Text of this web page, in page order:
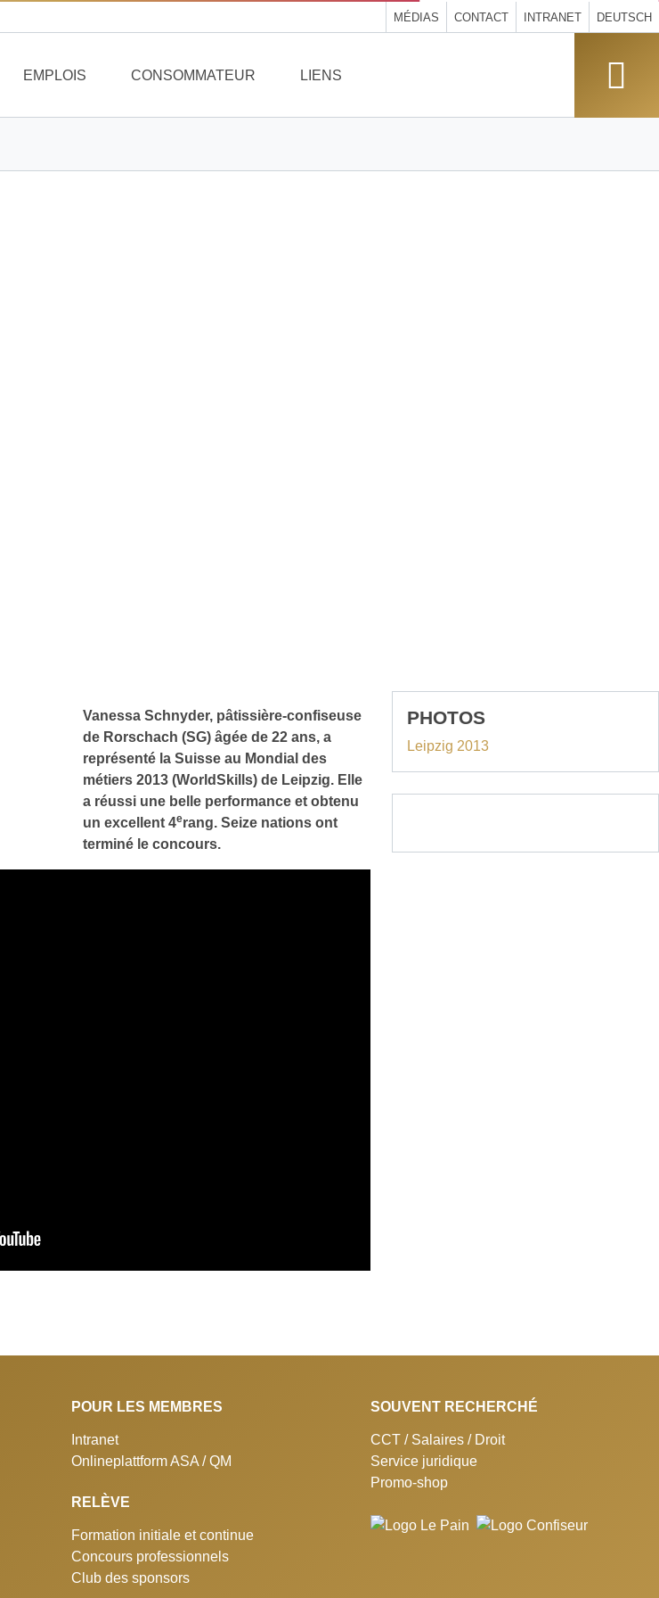
MÉDIAS CONTACT INTRANET DEUTSCH
EMPLOIS CONSOMMATEUR LIENS
Vanessa Schnyder, pâtissière-confiseuse
de Rorschach (SG) âgée de 22 ans, a
représenté la Suisse au Mondial des
métiers 2013 (WorldSkills) de Leipzig. Elle
a réussi une belle performance et obtenu
un excellent 4erang. Seize nations ont
terminé le concours.
PHOTOS
Leipzig 2013
POUR LES MEMBRES
Intranet
Onlineplattform ASA / QM
RELÈVE
Formation initiale et continue
Concours professionnels
Club des sponsors
SOUVENT RECHERCHÉ
CCT / Salaires / Droit
Service juridique
Promo-shop